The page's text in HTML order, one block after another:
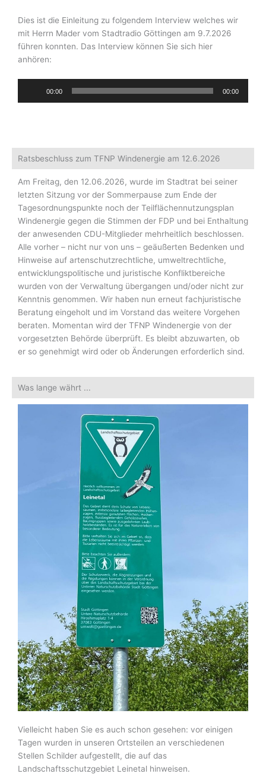
Dies ist die Einleitung zu folgendem Interview welches wir
mit Herrn Mader vom Stadtradio Göttingen am 9.7.2026
führen konnten. Das Interview können Sie sich hier
anhören:
00:00 00:00
Ratsbeschluss zum TFNP Windenergie am 12.6.2026
Am Freitag, den 12.06.2026, wurde im Stadtrat bei seiner
letzten Sitzung vor der Sommerpause zum Ende der
Tagesordnungspunkte noch der Teilflächennutzungsplan
Windenergie gegen die Stimmen der FDP und bei Enthaltung
der anwesenden CDU-Mitglieder mehrheitlich beschlossen.
Alle vorher – nicht nur von uns – geäußerten Bedenken und
Hinweise auf artenschutzrechtliche, umweltrechtliche,
entwicklungspolitische und juristische Konfliktbereiche
wurden von der Verwaltung übergangen und/oder nicht zur
Kenntnis genommen. Wir haben nun erneut fachjuristische
Beratung eingeholt und im Vorstand das weitere Vorgehen
beraten. Momentan wird der TFNP Windenergie von der
vorgesetzten Behörde überprüft. Es bleibt abzuwarten, ob
er so genehmigt wird oder ob Änderungen erforderlich sind.
Was lange währt ...
Vielleicht haben Sie es auch schon gesehen: vor einigen
Tagen wurden in unseren Ortsteilen an verschiedenen
Stellen Schilder aufgestellt, die auf das
Landschaftsschutzgebiet Leinetal hinweisen.